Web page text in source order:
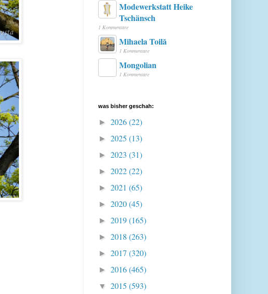
Modewerkstatt Heike
Tschänsch
1 Kommentare
Mihaela Toilă
1 Kommentare
Mongolian
1 Kommentare
was bisher geschah:
► 2026(22)
► 2025 (13)
► 2023 (31)
► 2022(22)
► 2021 (65)
► 2020(45)
► 2019(165)
► 2018 (263)
► 2017 (320)
► 2016(465)
▼ 2015 (593)